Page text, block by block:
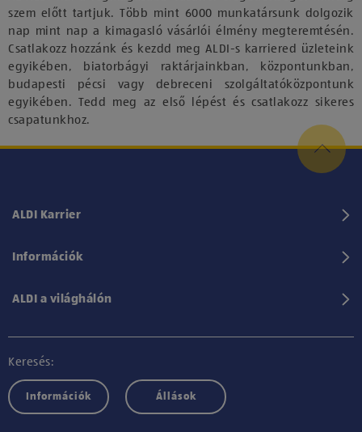
szem előtt tartjuk. Több mint 6000 munkatársunk dolgozik
nap mint nap a kimagasló vásárlói élmény megteremtésén.
Csatlakozz hozzánk és kezdd meg ALDI-s karriered üzleteink
egyikében, biatorbágyi raktárjainkban, központunkban,
budapesti pécsi vagy debreceni szolgáltatóközpontunk
egyikében. Tedd meg az első lépést és csatlakozz sikeres
csapatunkhoz.
ALDI Karrier
Információk
ALDI a világhálón
Keresés:
Információk Állások